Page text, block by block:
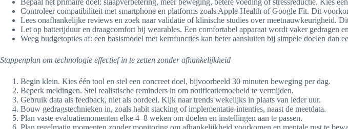
Controleer compatibiliteit met smartphone en platforms zoals Apple Health of Google Fit. Dit
Lees onafhankelijke reviews en zoek naar validatie of klinische studies over meetnauwkeurigheid.
Let op batterijduur en draagcomfort bij wearables. Een comfortabel apparaat wordt vaker gedragen
Weeg budgetopties af: een basismodel met kernfuncties kan beter aansluiten bij simpele doelen dan
Stappenplan om technologie effectief in te zetten zonder afhankelijkheid
Begin klein. Kies één tool en stel een concreet doel, bijvoorbeeld 30 minuten beweging per dag.
Beperk meldingen. Stel realistische reminders in om notificatiemoeheid te vermijden.
Gebruik data als feedback, niet als oordeel. Kijk naar trends wekelijks in plaats van ieder uur.
Bouw gedragstechnieken in, zoals habit stacking of implementatie-intenties, naast de meetdata.
Plan vaste evaluatiemomenten elke 4–8 weken om doelen en instellingen aan te passen.
Plan regelmatig momenten zonder monitoring om afhankelijkheid voorkomen en mentale rust te